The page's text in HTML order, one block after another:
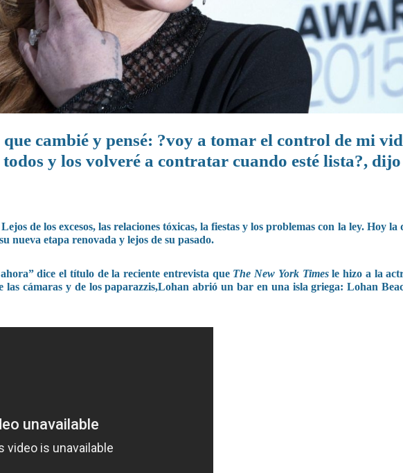
que cambié y pensé: ?voy a tomar el control de mi
y los volveré a contratar cuando esté lista?, dijo
de los excesos, las relaciones tóxicas, la fiestas y los problemas con la ley. Hoy la
nueva etapa renovada y lejos de su pasado.
dice el título de la reciente entrevista que The New York Timesle hizo a la
las cámaras y de los paparazzis,Lohan abrió un bar en una isla griega: Lohan